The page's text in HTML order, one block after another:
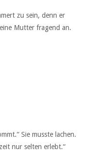
zu sein, denn er
Mutter fragend an.
Sie musste lachen.
nur selten erlebt.“